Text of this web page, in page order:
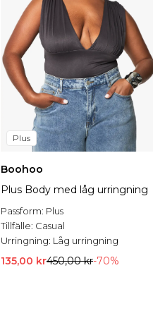
Plus
Boohoo
Plus Body med låg urringning
Passform: Plus
Tillfälle: Casual
Urringning: Låg urringning
135,00 kr450,00 kr-70%